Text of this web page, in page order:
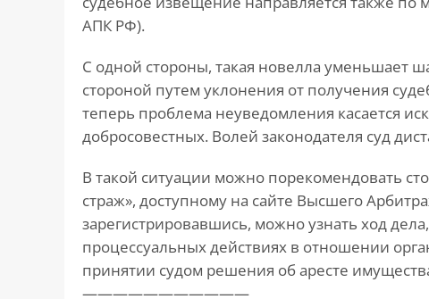
АПК РФ).
С одной стороны, такая новелла уменьшает
стороной путем уклонения от получения
теперь проблема неуведомления касается
добросовестных. Волей законодателя суд
В такой ситуации можно порекомендовать
страж», доступному на сайте Высшего
зарегистрировавшись, можно узнать ход
процессуальных действиях в отношении
принятии судом решения об аресте
———————————